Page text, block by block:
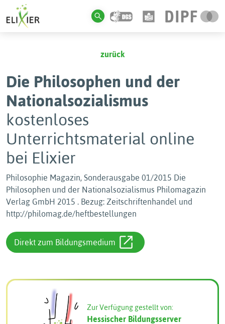
zurück
Die Philosophen und der
Nationalsozialismus
kostenloses
Unterrichtsmaterial online
bei Elixier
Philosophie Magazin, Sonderausgabe 01/2015 Die
Philosophen und der Nationalsozialismus Philomagazin
Verlag GmbH 2015 . Bezug: Zeitschriftenhandel und
http://philomag.de/heftbestellungen
Direkt zum Bildungsmedium
Zur Verfügung gestellt von:
Hessischer Bildungsserver